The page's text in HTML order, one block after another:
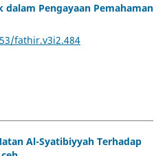
Pengayaan Pemahaman
fathir.v3i2.484
Al-Syatibiyyah Terhadap